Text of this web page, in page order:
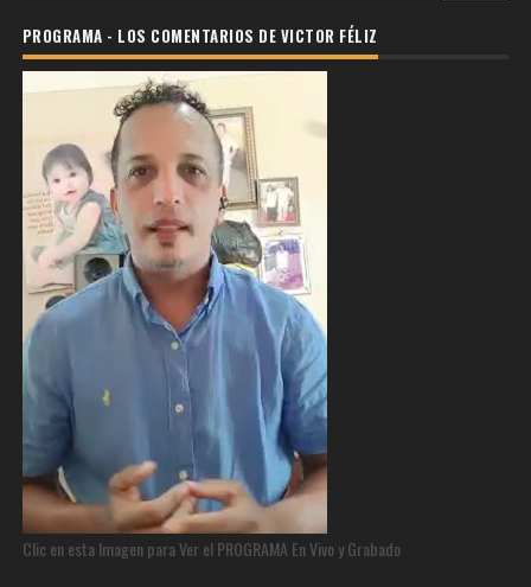
PROGRAMA - LOS COMENTARIOS DE VICTOR FÉLIZ
Clic en esta Imagen para Ver el PROGRAMA En Vivo y Grabado